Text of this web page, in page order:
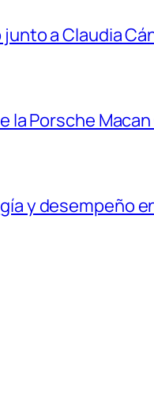
a Claudia
la Porsche
y desempeño